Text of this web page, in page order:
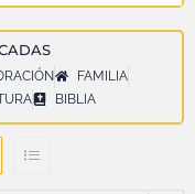
FAMILIA
BIBLIA